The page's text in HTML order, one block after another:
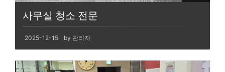
사무실 청소 전문
2025-12-15 by 관리자